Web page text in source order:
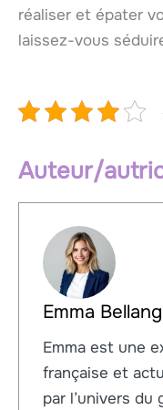
réaliser et épater
laissez-vous
Auteur/
Emma
Emma est une
française et
par l’univers du